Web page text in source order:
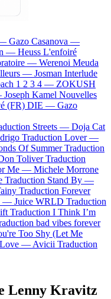
Gazo Casanova —
— Heuss L'enfoiré
— Werenoi Meuda
— Josman Interlude
1 2 3 4 — ZOKUSH
Joseph Kamel Nouvelles
(FR) DIE — Gazo
Streets — Doja Cat
Traduction Lover —
Of Summer Traduction
Toliver Traduction
Me — Michele Morrone
Traduction Stand By —
Traduction Forever
— Juice WRLD Traduction
Traduction I Think I’m
bad vibes forever
Too Shy (Let Me
Love — Avicii Traduction
Lenny Kravitz